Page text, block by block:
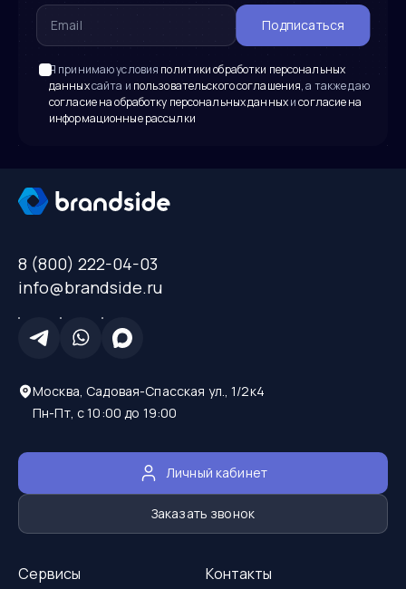
Подписаться
Я принимаю условия политики обработки персональных
данныхсайта и пользовательского соглашения, а также даю
согласие на обработку персональных данныхисогласие на
информационные рассылки
8 (800) 222-04-03
info@brandside.ru
Москва, Садовая-Спасская ул., 1/2к4
Пн-Пт, с 10:00 до 19:00
Личный кабинет
Заказать звонок
Сервисы Контакты